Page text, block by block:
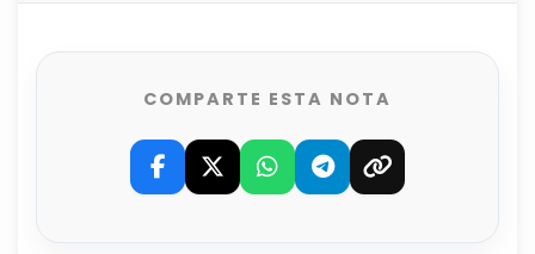
COMPARTE ESTA NOTA